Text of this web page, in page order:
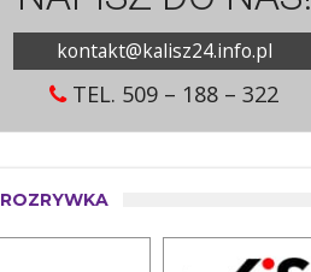
kontakt@kalisz24.info.pl
TEL. 509 – 188 – 322
ROZRYWKA